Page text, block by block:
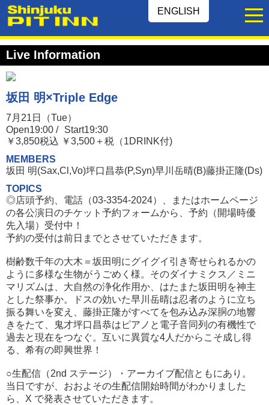
ENGLISH
Live Information
坂田 明×Triple Edge
7月21日（Tue）
Open19:00 /
Start19:30
￥3,850税込 ￥3,500＋税（1DRINK付)
MEMBERS
坂田 明(Sax,Cl,Vo)坪口昌恭(P,Syn)早川岳晴(B)藤掛正隆(Ds)
TOPICS
◎店頭予約、電話（03-3354-2024）、またはホームページ
の各公演日のチケット予約フォームから、予約（開場時優
先入場）受付中！
予約の受付は前日までとさせていただきます。
樹齢数千年の大木＝坂田明にグイグイ引き寄せられるかの
ように多様な生物がうごめく様。そのダイナミクス／ミニ
マリズムは、大自然の浄化作用か、はたまた坂田明を神主
とした祭事か。ドスの効いた早川岳晴は忍者のように立ち
振る舞いを変え、藤掛正隆がすべてを包み込み深胴の地響
きをたて、鬼才坪口昌恭はピアノと電子音同列の有機性で
過去と現在をつなぐ。互いに異質な4人だからこそ成し得
る、希有の即興世界！
○生配信（2nd ステージ）・アーカイブ配信ともにあり。
当日ですが、おおよその生配信開始時間がわかりました
ら、X で発表させていただきます。